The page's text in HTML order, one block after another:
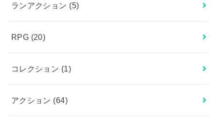
ランアクション (5)
RPG (20)
コレクション (1)
アクション (64)